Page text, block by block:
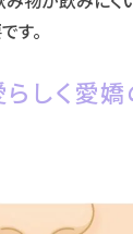
す。
しく愛